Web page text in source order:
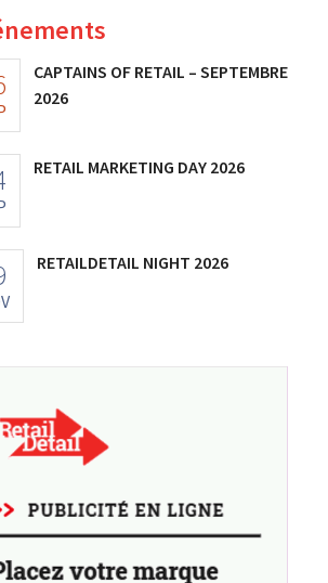
CAPTAINS OF RETAIL – SEPTEMBRE
2026
RETAIL MARKETING DAY 2026
RETAILDETAIL NIGHT 2026